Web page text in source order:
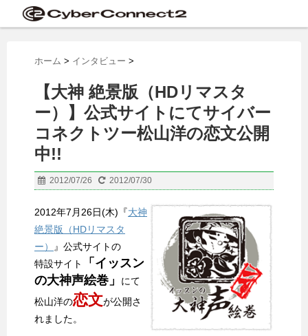
ホーム > インタビュー >
【大神 絶景版（HDリマスタ
ー）】公式サイトにてサイバー
コネクトツー松山洋の恋文公開
中!!
2012/07/26 2012/07/30
2012年7月26日(木)『大神
絶景版（HDリマスタ
ー）
』公式サイトの
特設サイト
「イッスン
の大神声絵巻」
にて
松山洋の恋文が公開さ
れました。